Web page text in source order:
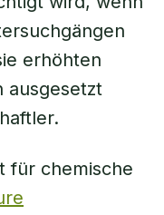
erhöhten
ausgesetzt
für chemische